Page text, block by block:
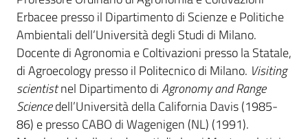
Erbacee presso il Dipartimento di Scienze e Politiche
Ambientali dell’Università degli Studi di Milano.
Docente di Agronomia e Coltivazioni presso la Statale,
di Agroecology presso il Politecnico di Milano. Visiting
scientistnel Dipartimento diAgronomy and Range
Sciencedell’Università della California Davis (1985-
86) e presso CABO di Wagenigen (NL) (1991).